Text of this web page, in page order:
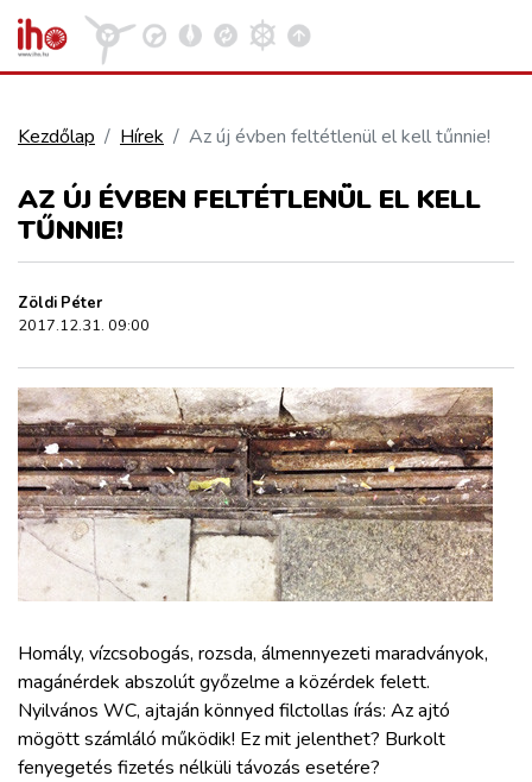
VASÚT
REPÜLÉS
KÖZLEKEDÉSFEJLESZTÉS
ELLÁTÁSI LÁNC
ZÖLDÚT
HAJÓZÁS
BLOG
ARCHÍVUM
Kezdőlap Hírek Az új évben feltétlenül el kell tűnnie!
AZ ÚJ ÉVBEN FELTÉTLENÜL EL KELL
TŰNNIE!
Zöldi Péter
2017.12.31. 09:00
Homály, vízcsobogás, rozsda, álmennyezeti maradványok,
magánérdek abszolút győzelme a közérdek felett.
Nyilvános WC, ajtaján könnyed filctollas írás: Az ajtó
mögött számláló működik! Ez mit jelenthet? Burkolt
fenyegetés fizetés nélküli távozás esetére?